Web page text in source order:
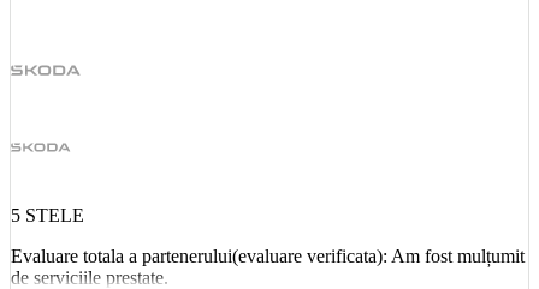
5 STELE
Evaluare totala a partenerului(evaluare verificata): Am fost mulțumit
de serviciile prestate.